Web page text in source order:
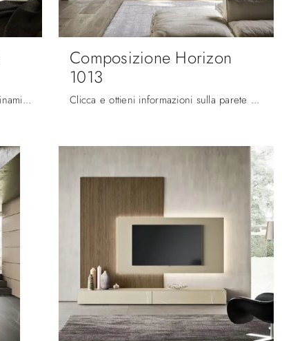
Vuoi progettare un living pratico e dinamico? Ecco a te la parete attrezzata Composizione Horizon 1014 Mobilgam dalle linee decise moderne.
Composizione Horizon
1013
Clicca e ottieni informazioni sulla parete attrezzata Composizione Horizon 1013 del brand Mobilgam: è la soluzione dalle linee moderne ideale per te.